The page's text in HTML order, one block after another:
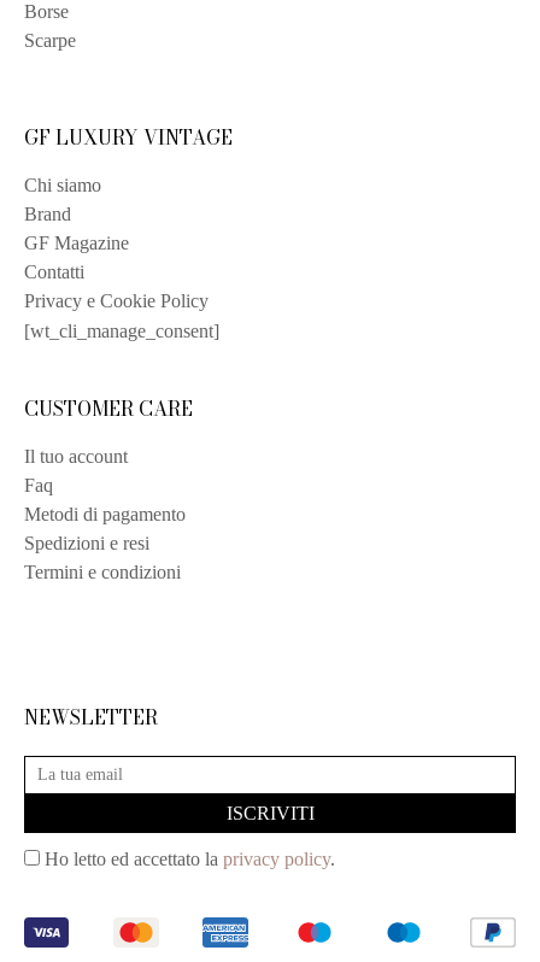
Borse
Scarpe
GF LUXURY VINTAGE
Chi siamo
Brand
GF Magazine
Contatti
Privacy e Cookie Policy
[wt_cli_manage_consent]
CUSTOMER CARE
Il tuo account
Faq
Metodi di pagamento
Spedizioni e resi
Termini e condizioni
NEWSLETTER
Ho letto ed accettato la privacy policy.